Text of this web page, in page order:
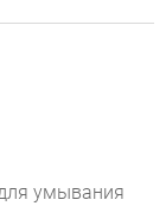
умывания